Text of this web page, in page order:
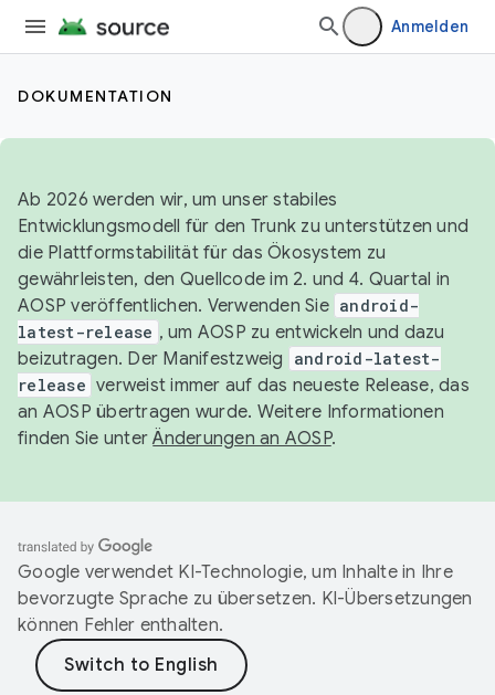
Anmelden
DOKUMENTATION
Ab 2026 werden wir, um unser stabiles
Entwicklungsmodell für den Trunk zu unterstützen und
die Plattformstabilität für das Ökosystem zu
gewährleisten, den Quellcode im 2. und 4. Quartal in
AOSP veröffentlichen. Verwenden Sie android-
latest-release , um AOSP zu entwickeln und dazu
beizutragen. Der Manifestzweig
android-latest-
release verweist immer auf das neueste Release, das
an AOSP übertragen wurde. Weitere Informationen
finden Sie unterÄnderungen an AOSP.
Google verwendet KI-Technologie, um Inhalte in Ihre
bevorzugte Sprache zu übersetzen. KI-Übersetzungen
können Fehler enthalten.